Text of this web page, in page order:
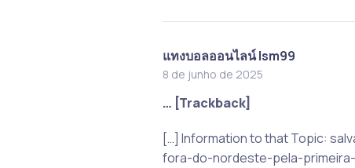
แทงบอลออนไลน์ lsm99
8 de junho de 2025
… [Trackback]
[…] Information to that Topic:
fora-do-nordeste-pela-